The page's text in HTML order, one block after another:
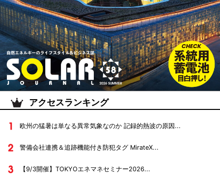
アクセスランキング
欧州の猛暑は単なる異常気象なのか 記録的熱波の原因...
警備会社連携＆追跡機能付き防犯タグ MirateX...
【9/3開催】TOKYOエネマネセミナー2026...